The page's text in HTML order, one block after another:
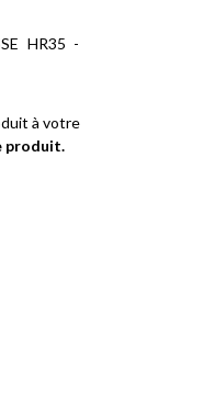
HR35 -
à votre
produit.